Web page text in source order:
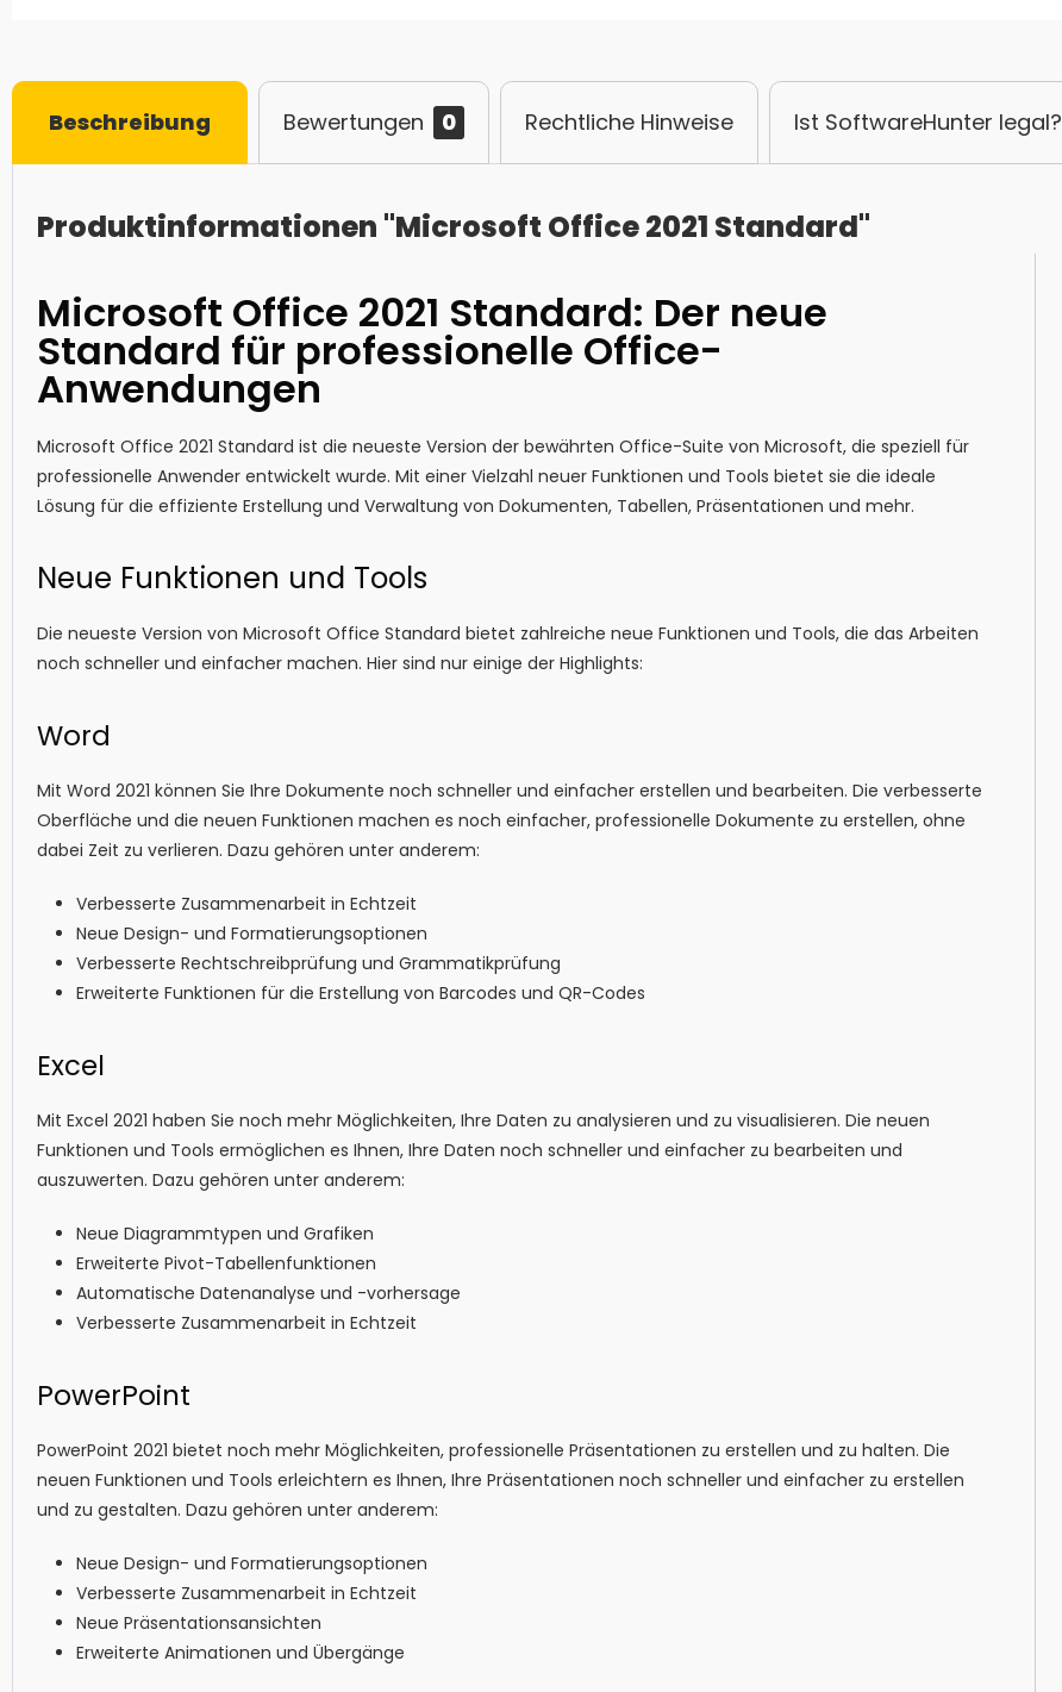
Beschreibung Bewertungen 0 Rechtliche Hinweise Ist SoftwareHunter legal?
Produktinformationen "Microsoft Office 2021 Standard"
Microsoft Office 2021 Standard: Der neue
Standard für professionelle Office-
Anwendungen
Microsoft Office 2021 Standard ist die neueste Version der bewährten Office-Suite von Microsoft, die speziell für
professionelle Anwender entwickelt wurde. Mit einer Vielzahl neuer Funktionen und Tools bietet sie die ideale
Lösung für die effiziente Erstellung und Verwaltung von Dokumenten, Tabellen, Präsentationen und mehr.
Neue Funktionen und Tools
Die neueste Version von Microsoft Office Standard bietet zahlreiche neue Funktionen und Tools, die das Arbeiten
noch schneller und einfacher machen. Hier sind nur einige der Highlights:
Word
Mit Word 2021 können Sie Ihre Dokumente noch schneller und einfacher erstellen und bearbeiten. Die verbesserte
Oberfläche und die neuen Funktionen machen es noch einfacher, professionelle Dokumente zu erstellen, ohne
dabei Zeit zu verlieren. Dazu gehören unter anderem:
Verbesserte Zusammenarbeit in Echtzeit
Neue Design- und Formatierungsoptionen
Verbesserte Rechtschreibprüfung und Grammatikprüfung
Erweiterte Funktionen für die Erstellung von Barcodes und QR-Codes
Excel
Mit Excel 2021 haben Sie noch mehr Möglichkeiten, Ihre Daten zu analysieren und zu visualisieren. Die neuen
Funktionen und Tools ermöglichen es Ihnen, Ihre Daten noch schneller und einfacher zu bearbeiten und
auszuwerten. Dazu gehören unter anderem:
Neue Diagrammtypen und Grafiken
Erweiterte Pivot-Tabellenfunktionen
Automatische Datenanalyse und -vorhersage
Verbesserte Zusammenarbeit in Echtzeit
PowerPoint
PowerPoint 2021 bietet noch mehr Möglichkeiten, professionelle Präsentationen zu erstellen und zu halten. Die
neuen Funktionen und Tools erleichtern es Ihnen, Ihre Präsentationen noch schneller und einfacher zu erstellen
und zu gestalten. Dazu gehören unter anderem:
Neue Design- und Formatierungsoptionen
Verbesserte Zusammenarbeit in Echtzeit
Neue Präsentationsansichten
Erweiterte Animationen und Übergänge